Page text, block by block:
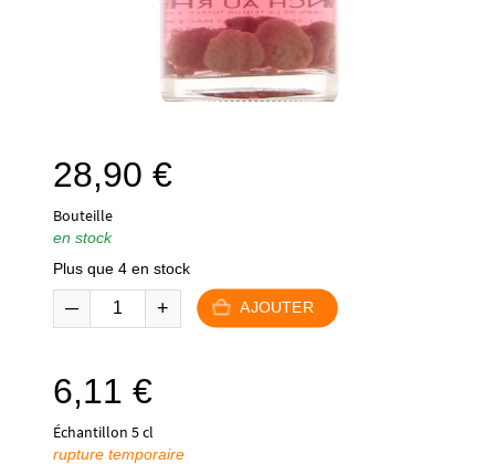
28,90 €
Bouteille
en stock
Plus que 4 en stock
AJOUTER
6,11 €
Échantillon 5 cl
rupture temporaire